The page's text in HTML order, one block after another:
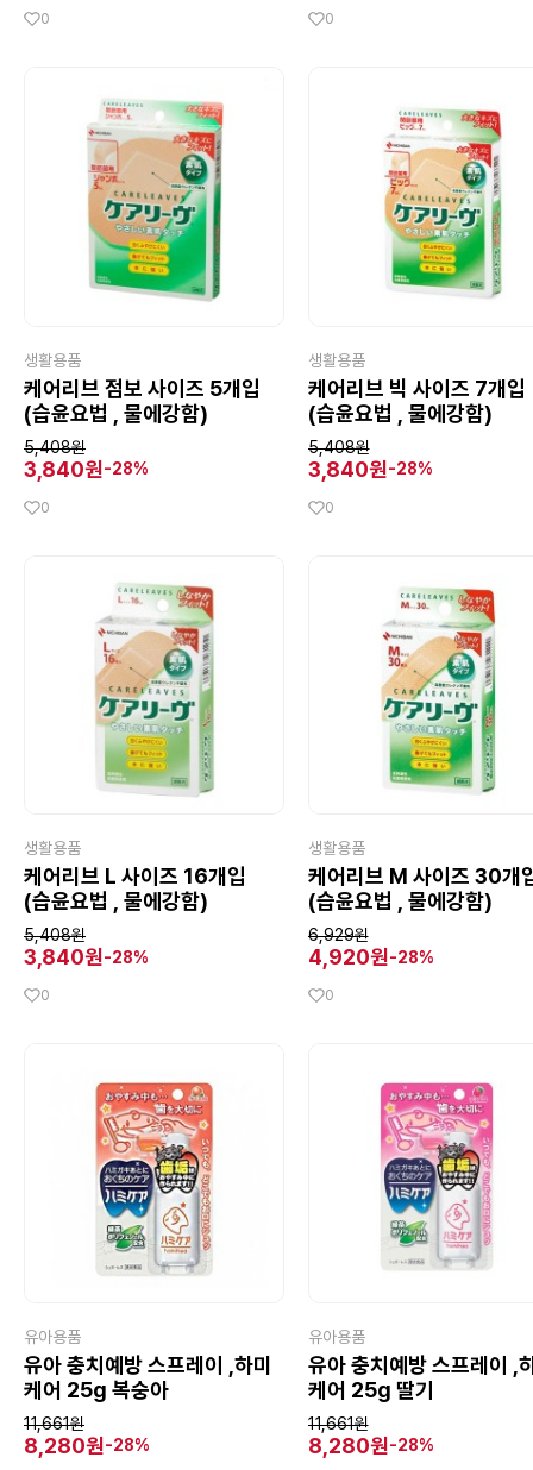
0 0
생활용품
케어리브 점보 사이즈 5개입
(습윤요법 , 물에강함)
5,408원
3,840원-28%
0
생활용품
케어리브 빅 사이즈 7개입
(습윤요법 , 물에강함)
5,408원
3,840원-28%
0
생활용품
케어리브 L 사이즈 16개입
(습윤요법 , 물에강함)
5,408원
3,840원-28%
0
생활용품
케어리브 M 사이즈 30개
(습윤요법 , 물에강함)
6,929원
4,920원-28%
0
유아용품
유아 충치예방 스프레이 ,하미
케어 25g 복숭아
11,661원
8,280원-28%
유아용품
유아 충치예방 스프레이 ,
케어 25g 딸기
11,661원
8,280원-28%